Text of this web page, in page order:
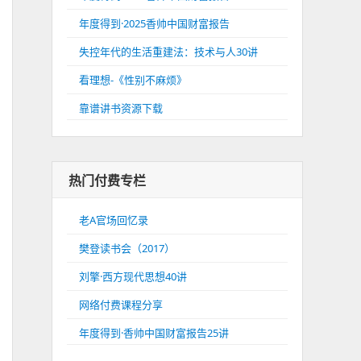
年度得到·2025香帅中国财富报告
失控年代的生活重建法：技术与人30讲
看理想-《性别不麻烦》
靠谱讲书资源下载
热门付费专栏
老A官场回忆录
樊登读书会（2017）
刘擎·西方现代思想40讲
网络付费课程分享
年度得到·香帅中国财富报告25讲